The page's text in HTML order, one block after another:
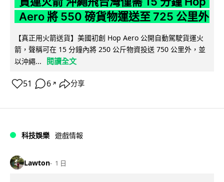
Aero 將 550 磅貨物運送至 725 公里外
【真正用火箭送貨】美國初創 Hop Aero 公開自動駕駛貨運火
箭，聲稱可在 15 分鐘內將 250 公斤物資投送 750 公里外，並
以沖繩...
閱讀全文
51 6 ↗ 分享
科技娛樂 遊戲情報
Lawton 1 日